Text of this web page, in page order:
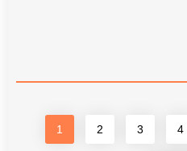
1 2 3 4